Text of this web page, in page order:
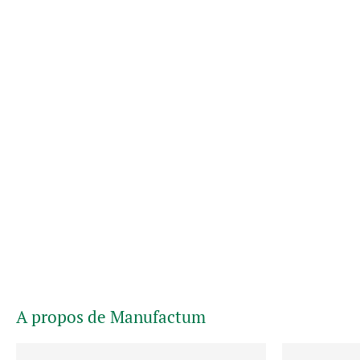
A propos de Manufactum